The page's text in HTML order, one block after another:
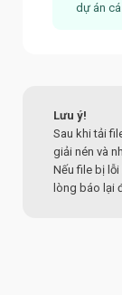
dự án
Lưu ý!
Sau khi tải
giải nén và
Nếu file bị
lòng báo lại